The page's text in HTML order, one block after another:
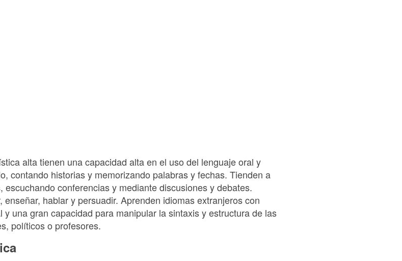
alta tienen una capacidad alta en el uso del lenguaje oral y
contando historias y memorizando palabras y fechas. Tienden a
conferencias y mediante discusiones y debates.
hablar y persuadir. Aprenden idiomas extranjeros con
una gran capacidad para manipular la sintaxis y estructura de las
políticos o profesores.